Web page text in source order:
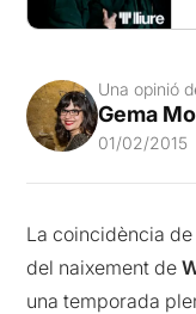
Una opinió
Gema
01/02/2015
La coincidència
del naixement de
una temporada